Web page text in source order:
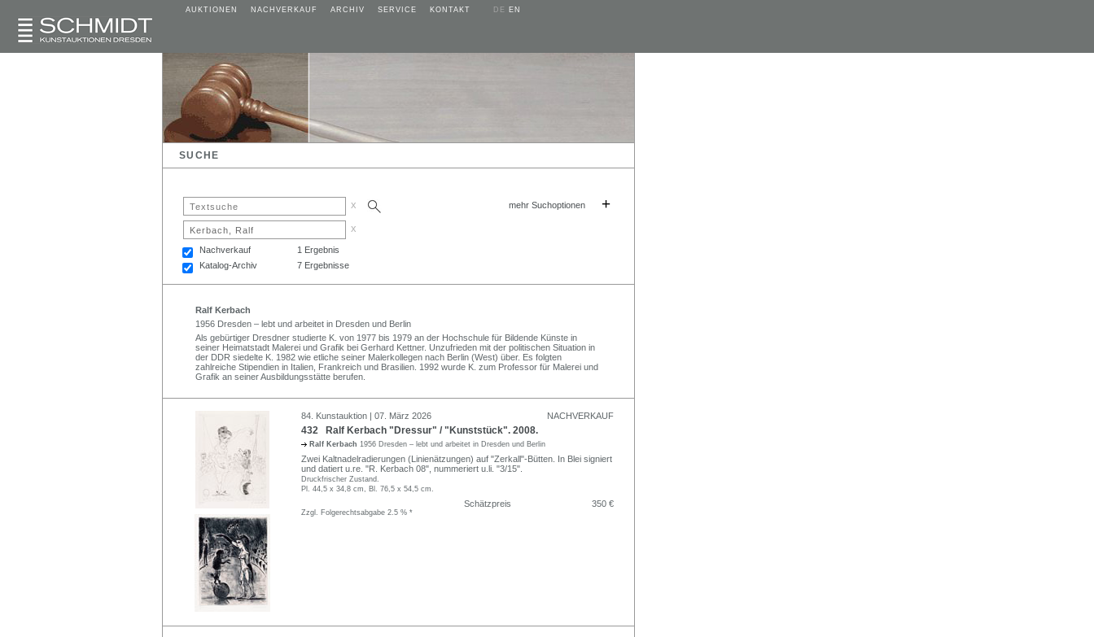
AUKTIONEN NACHVERKAUF ARCHIV SERVICE KONTAKT DE EN
SUCHE
x mehr Suchoptionen +
x
Nachverkauf
1 Ergebnis
Katalog-Archiv
7 Ergebnisse
Ralf Kerbach
1956 Dresden – lebt und arbeitet in Dresden und Berlin
Als gebürtiger Dresdner studierte K. von 1977 bis 1979 an der Hochschule für Bildende Künste in
seiner Heimatstadt Malerei und Grafik bei Gerhard Kettner. Unzufrieden mit der politischen Situation in
der DDR siedelte K. 1982 wie etliche seiner Malerkollegen nach Berlin (West) über. Es folgten
zahlreiche Stipendien in Italien, Frankreich und Brasilien. 1992 wurde K. zum Professor für Malerei und
Grafik an seiner Ausbildungsstätte berufen.
84. Kunstauktion | 07. März 2026 NACHVERKAUF
432 Ralf Kerbach "Dressur" / "Kunststück". 2008.
Ralf Kerbach 1956 Dresden – lebt und arbeitet in Dresden und Berlin
Zwei Kaltnadelradierungen (Linienätzungen) auf "Zerkall"-Bütten. In Blei signiert
und datiert u.re. "R. Kerbach 08", nummeriert u.li. "3/15".
Druckfrischer Zustand.
Pl. 44,5 x 34,8 cm, Bl. 76,5 x 54,5 cm.
Schätzpreis 350 €
Zzgl. Folgerechtsabgabe 2.5 % *